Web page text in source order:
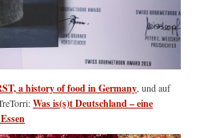
a history of food in Germany, und auf
Was is(s)t Deutschland – eine